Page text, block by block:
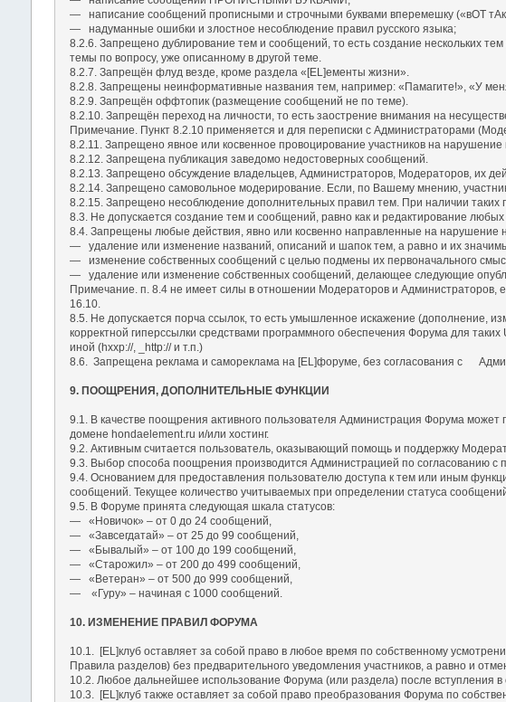
― написание сообщений прописными и строчными буквами вперемешку («вОТ
― надуманные ошибки и злостное несоблюдение правил русского языка;
8.2.6. Запрещено дублирование тем и сообщений, то есть создание нескольких
темы по вопросу, уже описанному в другой теме.
8.2.7. Запрещён флуд везде, кроме раздела «[EL]ементы жизни».
8.2.8. Запрещены неинформативные названия тем, например: «Памагите!», «У
8.2.9. Запрещён оффтопик (размещение сообщений не по теме).
8.2.10. Запрещён переход на личности, то есть заострение внимания на
Примечание. Пункт 8.2.10 применяется и для переписки с Администраторами
8.2.11. Запрещено явное или косвенное провоцирование участников на нарушение
8.2.12. Запрещена публикация заведомо недостоверных сообщений.
8.2.13. Запрещено обсуждение владельцев, Администраторов, Модераторов, их
8.2.14. Запрещено самовольное модерирование. Если, по Вашему мнению,
8.2.15. Запрещено несоблюдение дополнительных правил тем. При наличии таких
8.3. Не допускается создание тем и сообщений, равно как и редактирование
8.4. Запрещены любые действия, явно или косвенно направленные на нарушение
― удаление или изменение названий, описаний и шапок тем, а равно и их
― изменение собственных сообщений с целью подмены их первоначального
― удаление или изменение собственных сообщений, делающее следующие
Примечание. п. 8.4 не имеет силы в отношении Модераторов и Администраторов,
16.10.
8.5. Не допускается порча ссылок, то есть умышленное искажение (дополнение,
корректной гиперссылки средствами программного обеспечения Форума для
иной (hxxp://, _http:// и т.п.)
8.6. Запрещена реклама и самореклама на [EL]форуме, без согласования с
9. ПООЩРЕНИЯ, ДОПОЛНИТЕЛЬНЫЕ ФУНКЦИИ
9.1. В качестве поощрения активного пользователя Администрация Форума
домене hondaelement.ru и/или хостинг.
9.2. Активным считается пользователь, оказывающий помощь и поддержку
9.3. Выбор способа поощрения производится Администрацией по согласованию
9.4. Основанием для предоставления пользователю доступа к тем или иным
сообщений. Текущее количество учитываемых при определении статуса
9.5. В Форуме принята следующая шкала статусов:
― «Новичок» – от 0 до 24 сообщений,
― «Завсегдатай» – от 25 до 99 сообщений,
― «Бывалый» – от 100 до 199 сообщений,
― «Старожил» – от 200 до 499 сообщений,
― «Ветеран» – от 500 до 999 сообщений,
― «Гуру» – начиная с 1000 сообщений.
10. ИЗМЕНЕНИЕ ПРАВИЛ ФОРУМА
10.1. [EL]клуб оставляет за собой право в любое время по собственному
Правила разделов) без предварительного уведомления участников, а равно и
10.2. Любое дальнейшее использование Форума (или раздела) после вступления
10.3. [EL]клуб также оставляет за собой право преобразования Форума по